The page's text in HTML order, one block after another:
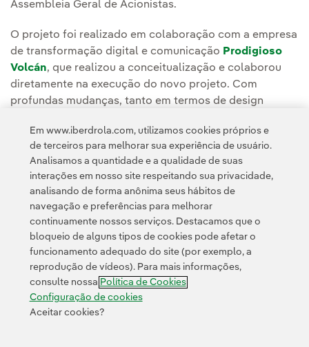
Assembleia Geral de Acionistas.
O projeto foi realizado em colaboração com a empresa
de transformação digital e comunicação Prodigioso
Volcán, que realizou a conceitualização e colaborou
diretamente na execução do novo projeto. Com
profundas mudanças, tanto em termos de design
está renovando sua identidade visual e sua presença no
ambiente digital.
Contato Clientes Política de Privacidade Informação legal
Transparência no uso da IA Política de cookies
Acessibilidade
Em www.iberdrola.com, utilizamos cookies próprios e
de terceiros para melhorar sua experiência de usuário.
Analisamos a quantidade e a qualidade de suas
interações em nosso site respeitando sua privacidade,
analisando de forma anônima seus hábitos de
navegação e preferências para melhorar
continuamente nossos serviços. Destacamos que o
bloqueio de alguns tipos de cookies pode afetar o
funcionamento adequado do site (por exemplo, a
reprodução de vídeos). Para mais informações,
consulte nossa Política de Cookies
Configuração de cookies
Aceitar cookies?